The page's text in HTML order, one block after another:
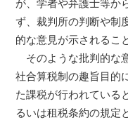
が、学者や弁護士等か
ず、裁判所の判断や制
的な意見が示されるこ
そのような批判的な
社合算税制の趣旨目的
た課税が行われている
るいは租税条約の規定